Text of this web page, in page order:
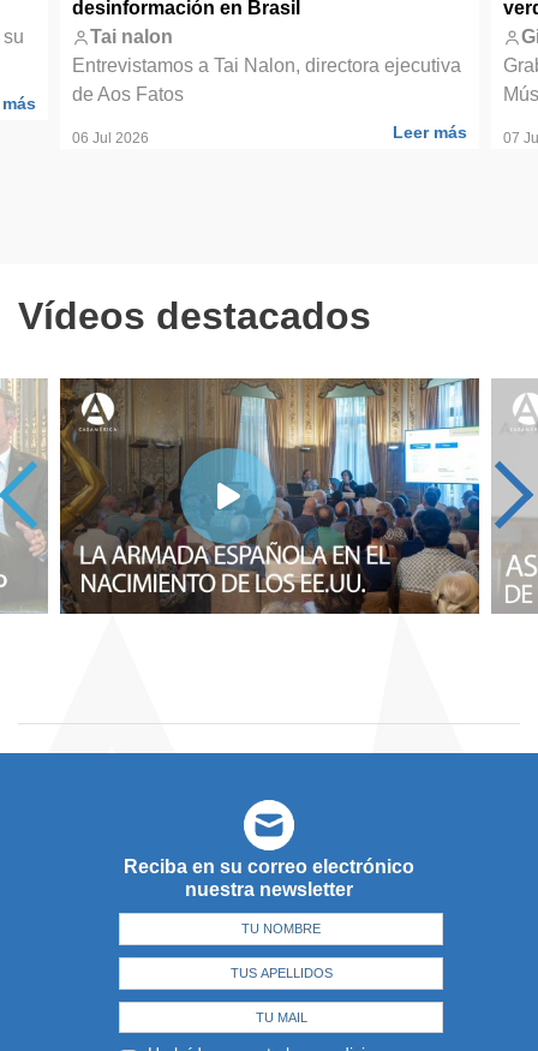
desinformación en Brasil
Tai nalon
Entrevistamos a Tai Nalon, directora ejecutiva
de Aos Fatos
06 Jul 2026 Leer más 07
Vídeos destacados
Reciba en su correo electrónico
nuestra newsletter